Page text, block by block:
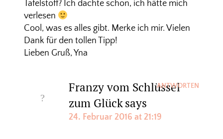
Tafelstoff? Ich dachte schon, ich hätte mich
verlesen
Cool, was es alles gibt. Merke ich mir. Vielen
Dank für den tollen Tipp!
Lieben Gruß, Yna
Franzy vom Schlüssel
zum Glücksays
24. Februar 2016 at 21:19
ANTWORTEN